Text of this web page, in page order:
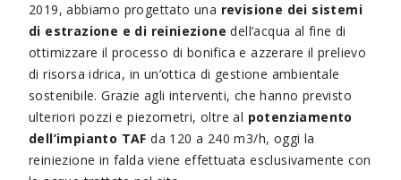
2019, abbiamo progettato una revisione dei sistemi
di estrazione e di reiniezione dell’acqua al fine di
ottimizzare il processo di bonifica e azzerare il prelievo
di risorsa idrica, in un’ottica di gestione ambientale
sostenibile. Grazie agli interventi, che hanno previsto
ulteriori pozzi e piezometri, oltre al potenziamento
dell’impianto TAF da 120 a 240 m3/h, oggi la
reiniezione in falda viene effettuata esclusivamente con